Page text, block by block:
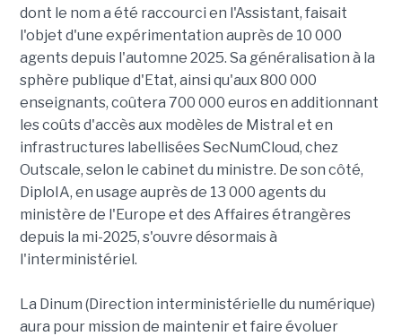
dont le nom a été raccourci en l'Assistant, faisait
l'objet d'une expérimentation auprès de 10 000
agents depuis l'automne 2025. Sa généralisation à la
sphère publique d'Etat, ainsi qu'aux 800 000
enseignants, coûtera 700 000 euros en additionnant
les coûts d'accès aux modèles de Mistral et en
infrastructures labellisées SecNumCloud, chez
Outscale, selon le cabinet du ministre. De son côté,
DiploIA, en usage auprès de 13 000 agents du
ministère de l'Europe et des Affaires étrangères
depuis la mi-2025, s'ouvre désormais à
l'interministériel.
La Dinum (Direction interministérielle du numérique)
aura pour mission de maintenir et faire évoluer